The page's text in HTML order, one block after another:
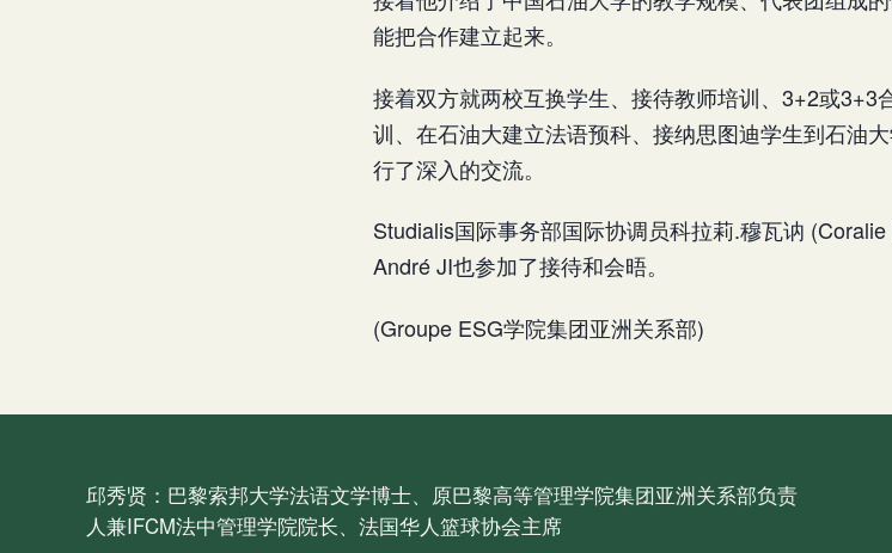
能把合作建立起来。
接着双方就两校互换学生、接待教师培训、3+2或3+3
训、在石油大建立法语预科、接纳思图迪学生到石油
行了深入的交流。
Studialis国际事务部国际协调员科拉莉.穆瓦讷
André JI也参加了接待和会晤。
(Groupe ESG学院集团亚洲关系部)
邱秀贤：巴黎索邦大学法语文学博士、原巴黎高等管理学院集团亚洲关系部负责
人兼IFCM法中管理学院院长、法国华人篮球协会主席